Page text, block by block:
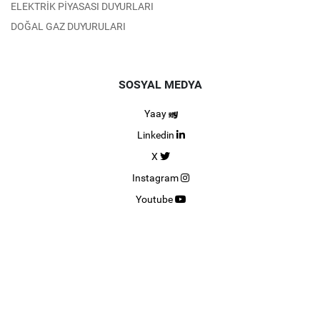
ELEKTRİK PİYASASI DUYURLARI
DOĞAL GAZ DUYURULARI
SOSYAL MEDYA
Yaay
Linkedin
X
Instagram
Youtube